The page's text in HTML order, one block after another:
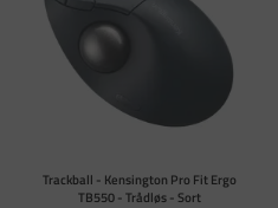
Trackball - Kensington Pro Fit Ergo
TB550 - Trådløs - Sort